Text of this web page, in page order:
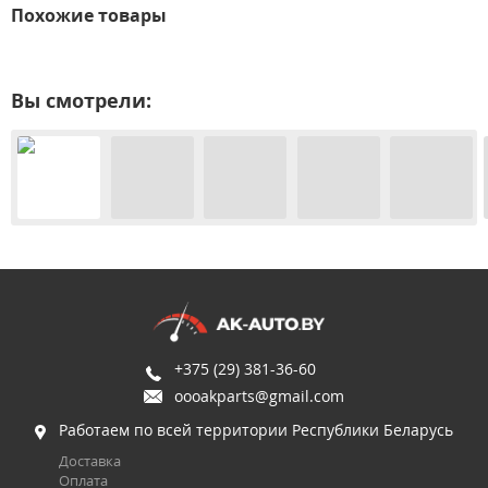
Похожие товары
Вы смотрели:
+375 (29) 381-36-60
oooakparts@gmail.com
Работаем по всей территории Республики Беларусь
Доставка
Оплата